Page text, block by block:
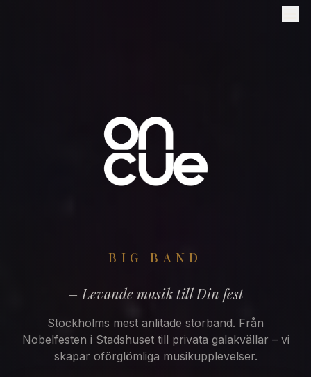
BIG BAND
– Levande musik till Din fest
Stockholms mest anlitade storband. Från
Nobelfesten i Stadshuset till privata galakvällar – vi
skapar oförglömliga musikupplevelser.